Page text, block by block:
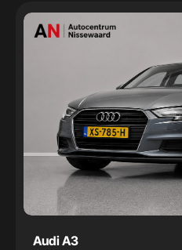
Handgeschakeld 32
Carrosserie
Carrosserie
Prijs (€)
Audi A3